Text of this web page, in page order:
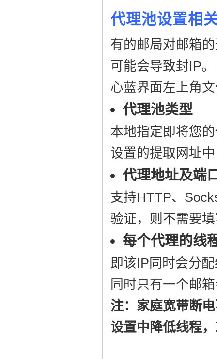
代理池设置相
有的邮局对邮箱
可能会导致封IP
心蓝界面左上角
代理池类型
本地指定即将您
设置的提取网址
代理地址及端
支持HTTP、
验证，则不需要
每个代理的线
即该IP同时会分
同时只有一个邮
注：家庭宽带断
设置中降低线程